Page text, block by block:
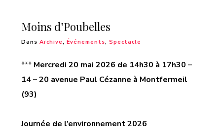
Moins d’Poubelles
Dans Archive, Événements, Spectacle
*** Mercredi 20 mai 2026 de 14h30 à 17h30 –
14 – 20 avenue Paul Cézanne à Montfermeil
(93)
Journée de l’environnement 2026